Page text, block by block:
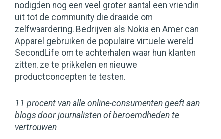
nodigden nog een veel groter aantal een vriendin
uit tot de community die draaide om
zelfwaardering. Bedrijven als Nokia en American
Apparel gebruiken de populaire virtuele wereld
SecondLife om te achterhalen waar hun klanten
zitten, ze te prikkelen en nieuwe
productconcepten te testen.
11 procent van alle online-consumenten geeft aan
blogs door journalisten of beroemd­heden te
vertrouwen